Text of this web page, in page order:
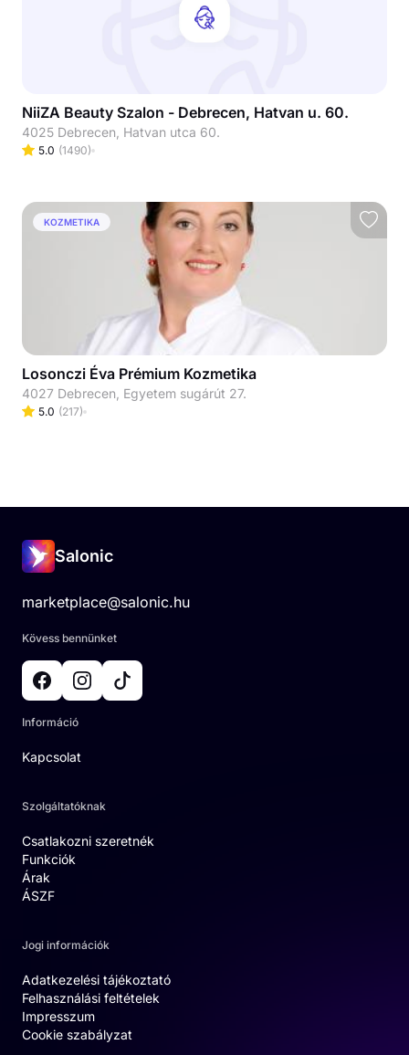
NiiZA Beauty Szalon - Debrecen, Hatvan u. 60.
4025 Debrecen, Hatvan utca 60.
5.0 (1490)
KOZMETIKA
Losonczi Éva Prémium Kozmetika
4027 Debrecen, Egyetem sugárút 27.
5.0 (217)
Salonic
marketplace@salonic.hu
Kövess bennünket
Információ
Kapcsolat
Szolgáltatóknak
Csatlakozni szeretnék
Funkciók
Árak
ÁSZF
Jogi információk
Adatkezelési tájékoztató
Felhasználási feltételek
Impresszum
Cookie szabályzat